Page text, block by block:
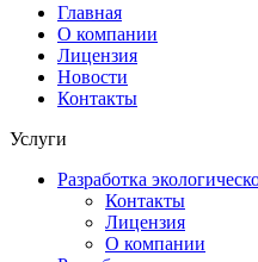
Главная
О компании
Лицензия
Новости
Контакты
Услуги
Разработка
Контакты
Лицензия
О компании